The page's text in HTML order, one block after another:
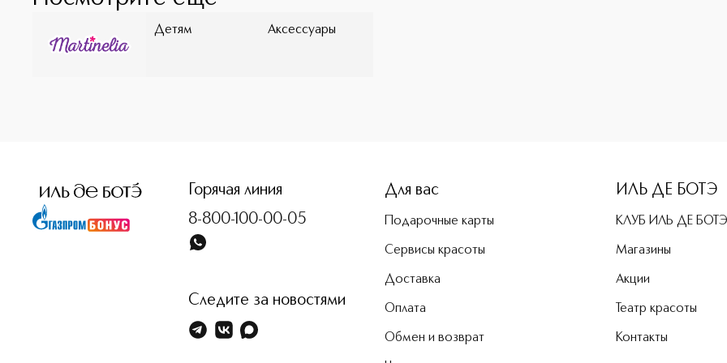
Детям Аксессуары
Горячая линия
8-800-100-00-05
Следите за новостями
Для вас
Подарочные карты
Сервисы красоты
Доставка
Оплата
Обмен и возврат
ИЛЬ ДЕ БОТЭ
КЛУБ ИЛЬ ДЕ БОТЭ
Магазины
Акции
Театр красоты
Контакты